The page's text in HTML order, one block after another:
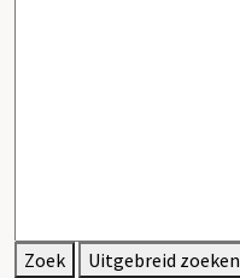
Zoek
Uitgebreid zoeken